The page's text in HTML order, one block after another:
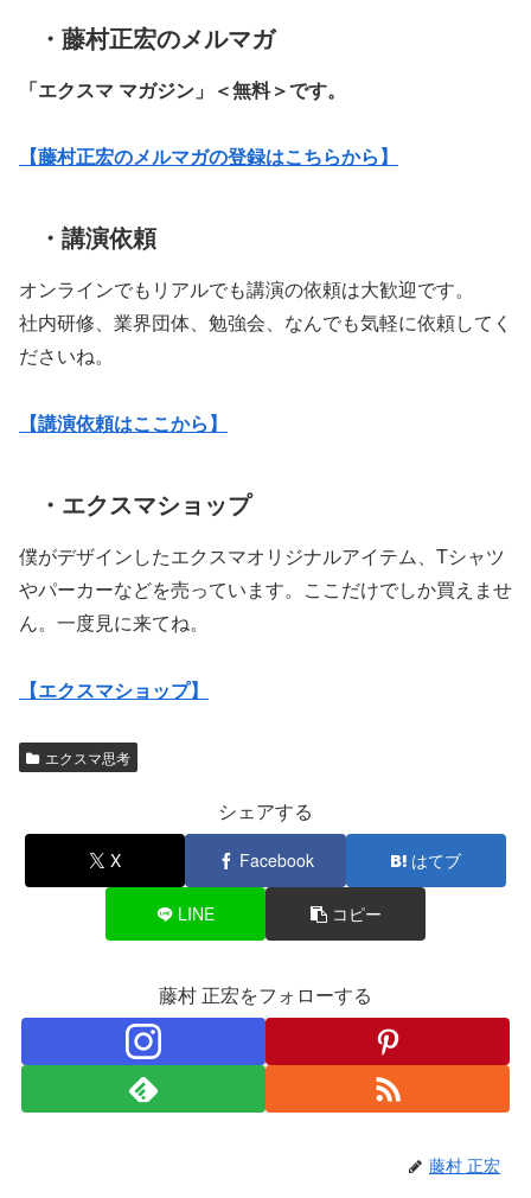
・藤村正宏のメルマガ
「エクスマ マガジン」 ＜無料＞です。
【藤村正宏のメルマガの登録はこちらから】
・講演依頼
オンラインでもリアルでも講演の依頼は大歓迎です。
社内研修、業界団体、勉強会、なんでも気軽に依頼してく
ださいね。
【講演依頼はここから】
・エクスマショップ
僕がデザインしたエクスマオリジナルアイテム、Tシャツ
やパーカーなどを売っています。ここだけでしか買えませ
ん。一度見に来てね。
【エクスマショップ】
エクスマ思考
シェアする
X Facebook はてブ
LINE コピー
藤村 正宏をフォローする
藤村 正宏